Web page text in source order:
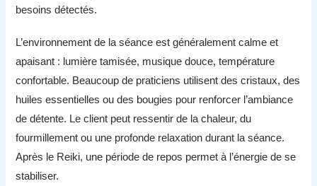
besoins détectés.
L’environnement de la séance est généralement calme et
apaisant : lumière tamisée, musique douce, température
confortable. Beaucoup de praticiens utilisent des cristaux, des
huiles essentielles ou des bougies pour renforcer l’ambiance
de détente. Le client peut ressentir de la chaleur, du
fourmillement ou une profonde relaxation durant la séance.
Après le Reiki, une période de repos permet à l’énergie de se
stabiliser.